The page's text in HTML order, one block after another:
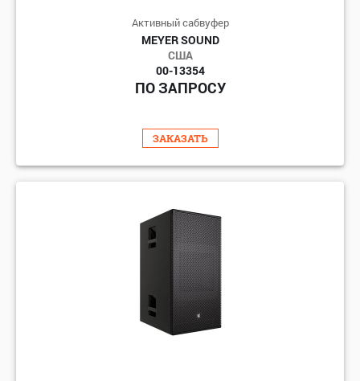
Активный сабвуфер
MEYER SOUND
США
00-13354
ПО ЗАПРОСУ
ЗАКАЗАТЬ